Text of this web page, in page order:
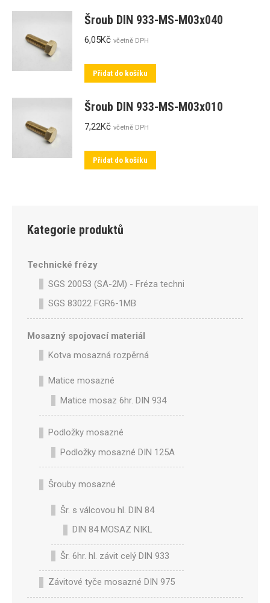
Šroub DIN 933-MS-M03x040
6,05Kč včetně DPH
Přidat do košíku
Šroub DIN 933-MS-M03x010
7,22Kč včetně DPH
Přidat do košíku
Kategorie produktů
Technické frézy
SGS 20053 (SA-2M) - Fréza technická SA-2M válcová
SGS 83022 FGR6-1MB
Mosazný spojovací materiál
Kotva mosazná rozpěrná
Matice mosazné
Matice mosaz 6hr. DIN 934
Podložky mosazné
Podložky mosazné DIN 125A
Šrouby mosazné
Šr. s válcovou hl. DIN 84
DIN 84 MOSAZ NIKL
Šr. 6hr. hl. závit celý DIN 933
Závitové tyče mosazné DIN 975